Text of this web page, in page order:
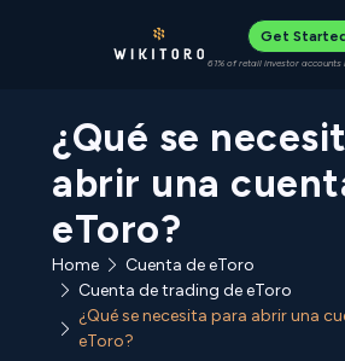
Get
61% of retail investor accounts
¿Qué se
abrir una
eToro?
Home
Cuenta de eToro
Cuenta de trading de eToro
¿Qué se necesita para abrir una
eToro?